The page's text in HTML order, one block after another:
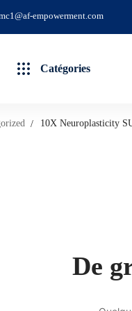
empowerment.com
Catégories
10X Neuroplasticity
De